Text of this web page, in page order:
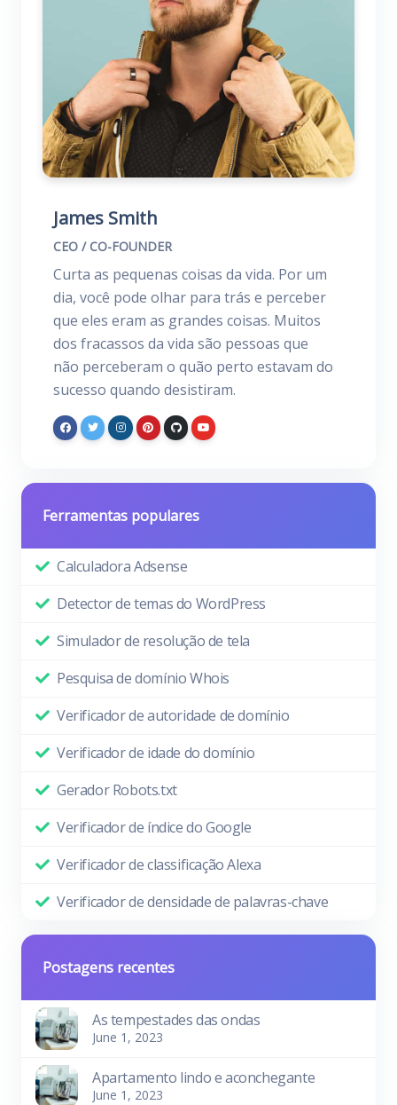
James Smith
CEO / CO-FOUNDER
Curta as pequenas coisas da vida. Por um
dia, você pode olhar para trás e perceber
que eles eram as grandes coisas. Muitos
dos fracassos da vida são pessoas que
não perceberam o quão perto estavam do
sucesso quando desistiram.
Ferramentas populares
Calculadora Adsense
Detector de temas do WordPress
Simulador de resolução de tela
Pesquisa de domínio Whois
Verificador de autoridade de domínio
Verificador de idade do domínio
Gerador Robots.txt
Verificador de índice do Google
Verificador de classificação Alexa
Verificador de densidade de palavras-chave
Postagens recentes
As tempestades das ondas
June 1, 2023
Apartamento lindo e aconchegante
June 1, 2023